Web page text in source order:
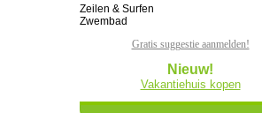
Zeilen & Surfen
Zwembad
Gratis suggestie aanmelden!
Nieuw!
Vakantiehuis kopen